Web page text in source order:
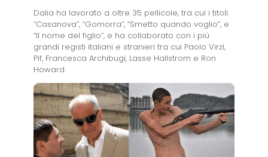
Dalia ha lavorato a oltre 35 pellicole, tra cui i titoli:
“Casanova”, “Gomorra”, “Smetto quando voglio”, e
“Il nome del figlio”, e ha collaborato con i più
grandi registi italiani e stranieri tra cui Paolo Virzì,
Pif, Francesca Archibugi, Lasse Hallstrom e Ron
Howard.